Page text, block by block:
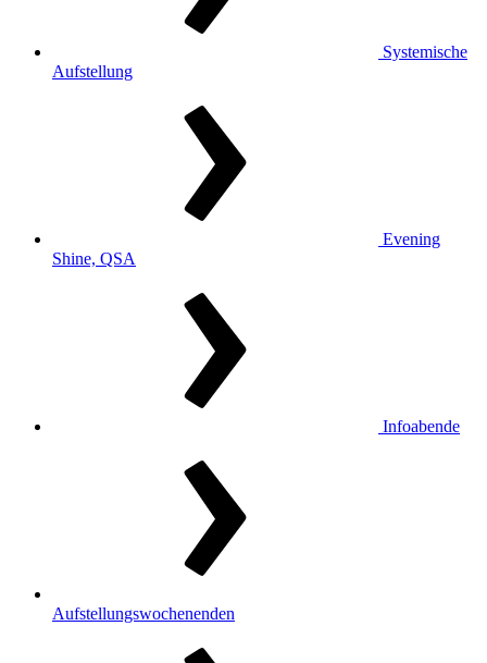
Systemische
Aufstellung
Evening
Shine, QSA
Infoabende
Aufstellungswochenenden